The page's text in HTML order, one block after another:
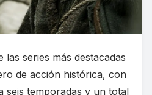
las series más destacadas
de acción histórica, con
seis temporadas y un total